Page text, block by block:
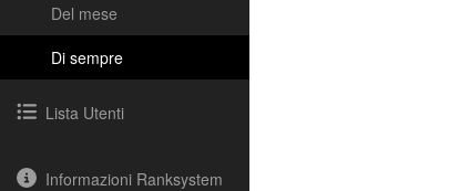
Del mese
Di sempre
Lista Utenti
Informazioni Ranksystem